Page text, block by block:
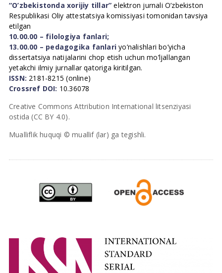
“O’zbekistonda xorijiy tillar” elektron jurnali O’zbekiston
Respublikasi Oliy attestatsiya komissiyasi tomonidan tavsiya
etilgan
10.00.00 – filologiya fanlari;
13.00.00 – pedagogika fanlari yo’nalishlari bo’yicha
dissertatsiya natijalarini chop etish uchun mo’ljallangan
yetakchi ilmiy jurnallar qatoriga kiritilgan.
ISSN: 2181-8215 (online)
Crossref DOI: 10.36078
Creative Commons Attribution International litsenziyasi
ostida (CC BY 4.0).
Mualliflik huquqi © muallif (lar) ga tegishli.